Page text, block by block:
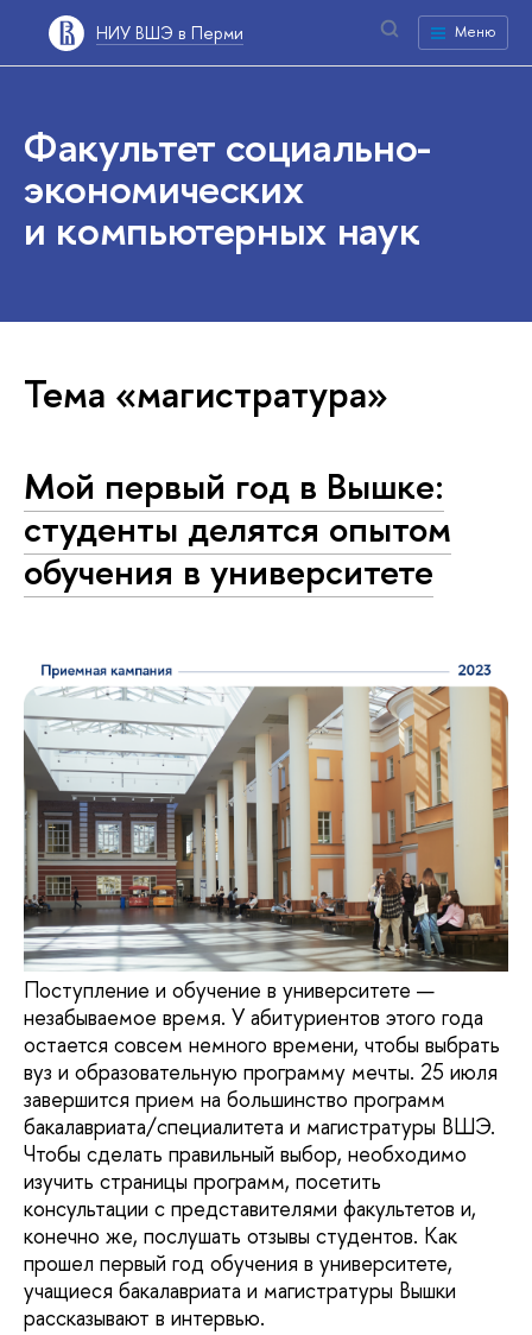
НИУ ВШЭ в Перми Меню
Факультет социально-
экономических
и компьютерных наук
Тема «магистратура»
Мой первый год в Вышке:
студенты делятся опытом
обучения в университете
Поступление и обучение в университете —
незабываемое время. У абитуриентов этого года
остается совсем немного времени, чтобы выбрать
вуз и образовательную программу мечты. 25 июля
завершится прием на большинство программ
бакалавриата/специалитета и магистратуры ВШЭ.
Чтобы сделать правильный выбор, необходимо
изучить страницы программ, посетить
консультации с представителями факультетов и,
конечно же, послушать отзывы студентов. Как
прошел первый год обучения в университете,
учащиеся бакалавриата и магистратуры Вышки
рассказывают в интервью.